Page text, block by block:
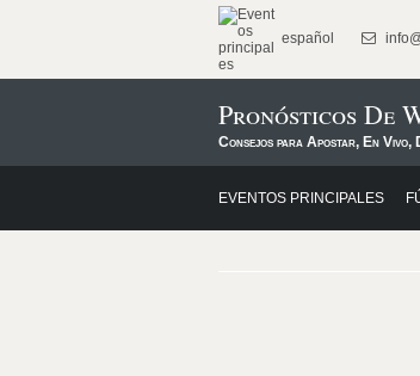
español
Pronósticos De
Consejos para Apostar, En Vivo,
EVENTOS PRINCIPALES